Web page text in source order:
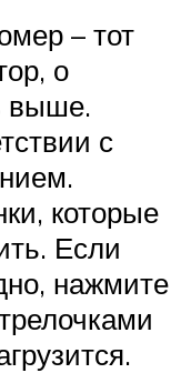
– тот
о
выше.
с
которые
Если
нажмите